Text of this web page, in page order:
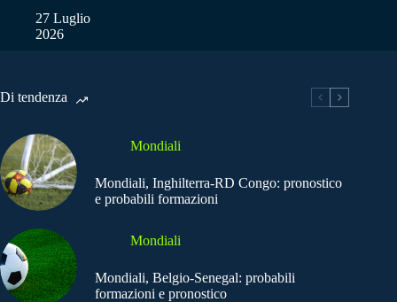
27 Luglio
2026
Di tendenza
Mondiali
Mondiali, Inghilterra-RD Congo: pronostico
e probabili formazioni
Mondiali
Mondiali, Belgio-Senegal: probabili
formazioni e pronostico